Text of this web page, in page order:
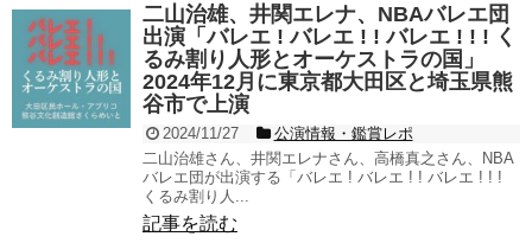
二山治雄、井関エレナ、NBAバレエ団
出演「バレエ ! バレエ ! ! バレエ ! ! ! く
るみ割り人形とオーケストラの国」
2024年12月に東京都大田区と埼玉県熊
谷市で上演
2024/11/27
公演情報・鑑賞レポ
二山治雄さん、井関エレナさん、高橋真之さん、NBA
バレエ団が出演する「バレエ ! バレエ ! ! バレエ ! ! !
くるみ割り人...
記事を読む